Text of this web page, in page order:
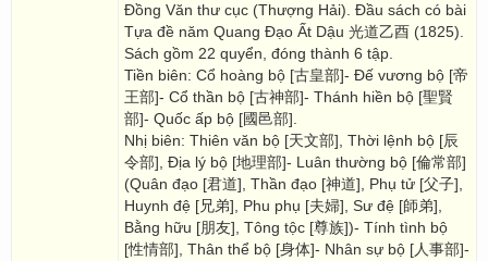
Đồng Văn thư cục (Thượng Hải). Đầu sách có bài
Tựa đề năm Quang Đạo Ất Dậu 光道乙酉 (1825).
Sách gồm 22 quyển, đóng thành 6 tập.
Tiền biên: Cổ hoàng bộ [古皇部]- Đế vương bộ [帝
王部]- Cổ thần bộ [古神部]- Thánh hiền bộ [聖賢
部]- Quốc ấp bộ [國邑部].
Nhị biên: Thiên văn bộ [天文部], Thời lệnh bộ [辰
令部], Địa lý bộ [地理部]- Luân thường bộ [倫常部]
(Quân đạo [君道], Thần đạo [神道], Phụ tử [父子],
Huynh đệ [兄弟], Phu phụ [夫婦], Sư đệ [師弟],
Bằng hữu [朋友], Tông tộc [尊族])- Tính tình bộ
[性情部], Thân thể bộ [身体]- Nhân sự bộ [人事部]-